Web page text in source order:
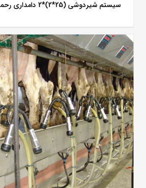
سیستم شیردوشی (25*2)*2 دامداری رحمت آباد